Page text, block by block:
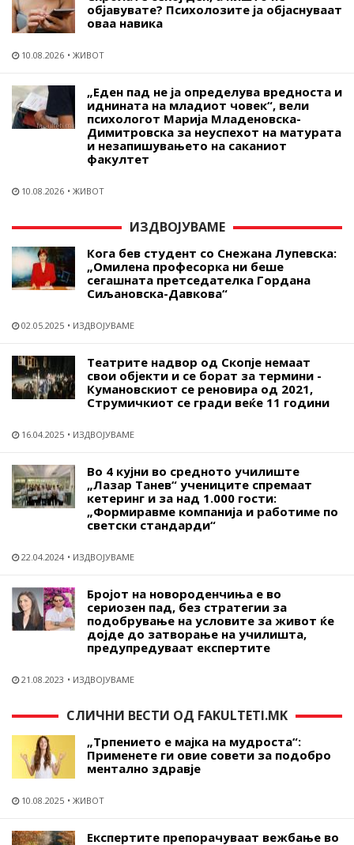
објавувате? Психолозите ја објаснуваат
оваа навика
10.08.2026 ЖИВОТ
„Еден пад не ја определува вредноста и
иднината на младиот човек“, вели
психологот Марија Младеновска-
Димитровска за неуспехот на матурата
и незапишувањето на саканиот
факултет
10.08.2026 ЖИВОТ
ИЗДВОЈУВАМЕ
Кога бев студент со Снежана Лупевска:
„Омилена професорка ни беше
сегашната претседателка Гордана
Сиљановска-Давкова“
02.05.2025 ИЗДВОЈУВАМЕ
Театрите надвор од Скопје немаат
свои објекти и се борат за термини -
Кумановскиот се реновира од 2021,
Струмичкиот се гради веќе 11 години
16.04.2025 ИЗДВОЈУВАМЕ
Во 4 кујни во средното училиште
„Лазар Танев“ учениците спремаат
кетеринг и за над 1.000 гости:
„Формиравме компанија и работиме по
светски стандарди“
22.04.2024 ИЗДВОЈУВАМЕ
Бројот на новороденчиња е во
сериозен пад, без стратегии за
подобрување на условите за живот ќе
дојде до затворање на училишта,
предупредуваат експертите
21.08.2023 ИЗДВОЈУВАМЕ
СЛИЧНИ ВЕСТИ ОД FAKULTETI.MK
„Трпението е мајка на мудроста“:
Применете ги овие совети за подобро
ментално здравје
10.08.2025 ЖИВОТ
Експертите препорачуваат вежбање во